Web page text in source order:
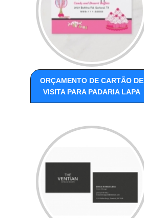
ORÇAMENTO DE CARTÃO DE
VISITA PARA PADARIA LAPA